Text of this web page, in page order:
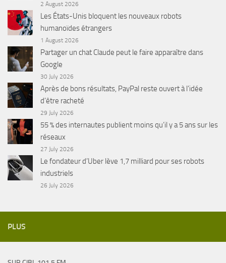
2 August 2026
Les États-Unis bloquent les nouveaux robots
humanoïdes étrangers
1 August 2026
Partager un chat Claude peut le faire apparaître dans
Google
30 July 2026
Après de bons résultats, PayPal reste ouvert à l’idée
d’être racheté
29 July 2026
55 % des internautes publient moins qu’il y a 5 ans sur les
réseaux
27 July 2026
Le fondateur d’Uber lève 1,7 milliard pour ses robots
industriels
26 July 2026
PLUS